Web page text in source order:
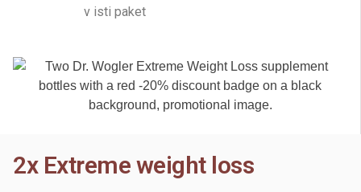
v isti paket
2x Extreme weight loss